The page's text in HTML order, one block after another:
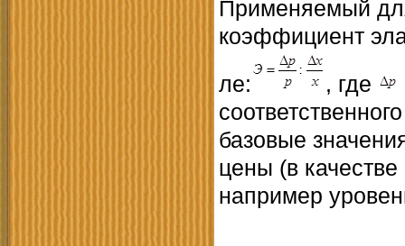
Применяемый
коэффициент
ле:
, где
базовые
цены (в
например